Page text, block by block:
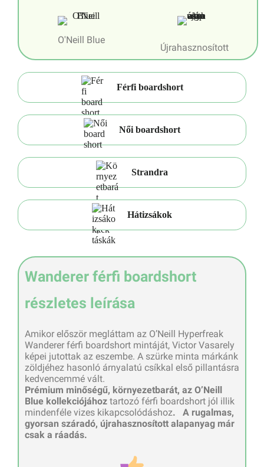
O'Neill Blue
Újrahasznosított
Férfi boardshort
Női boardshort
Strandra
Hátizsákok
Wanderer férfi boardshort
részletes leírása
Amikor először megláttam az O’Neill Hyperfreak
Wanderer férfi boardshort mintáját, Victor Vasarely
képei jutottak az eszembe. A szürke minta márkánk
zöldjéhez hasonló árnyalatú csíkkal első pillantásra
kedvencemmé vált.
Prémium minőségű, környezetbarát, az O’Neill
Blue kollekciójához tartozó férfi boardshort jól illik
mindenféle vizes kikapcsolódáshoz.
A rugalmas,
gyorsan száradó, újrahasznosított alapanyag már
csak a ráadás.